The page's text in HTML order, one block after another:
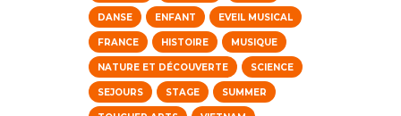
DANSE ENFANT EVEIL MUSICAL
FRANCE HISTOIRE MUSIQUE
NATURE ET DÉCOUVERTE SCIENCE
SEJOURS STAGE SUMMER